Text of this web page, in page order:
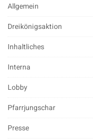
Allgemein
Dreikönigsaktion
Inhaltliches
Interna
Lobby
Pfarrjungschar
Presse